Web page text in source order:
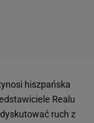
hiszpańska
Realu
ruch z